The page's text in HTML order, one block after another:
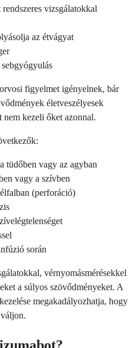
vizsgálatokkal
az étvágyat
figyelmet igényelnek, bár
életveszélyesek
nem kezeli őket azonnal.
tüdőben vagy az agyban
vagy a szívben
(perforáció)
során
vérnyomásmérésekkel
a súlyos szövődményeket. A
megakadályozhatja, hogy